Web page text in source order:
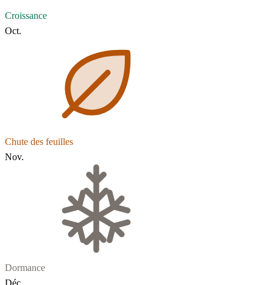
Croissance
Oct.
Chute des feuilles
Nov.
Dormance
Déc.